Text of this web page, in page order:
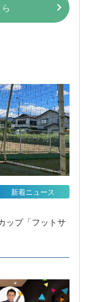
ップ「フットサ
新着ニュース